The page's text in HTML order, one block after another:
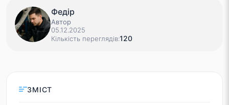
Федір
Автор
05.12.2025
Кількість переглядів:120
ЗМІСТ